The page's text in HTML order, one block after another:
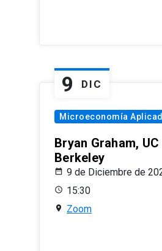
9 DIC
Microeconomía
Bryan Graham, UC
Berkeley
9 de Diciembre de
15:30
Zoom